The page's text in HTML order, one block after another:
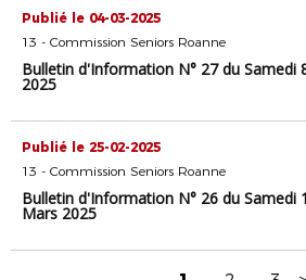
Publié le 04-03-2025
13 - Commission Seniors Roanne
Bulletin d'Information N° 27 du Samedi
2025
Publié le 25-02-2025
13 - Commission Seniors Roanne
Bulletin d'Information N° 26 du Samedi
Mars 2025